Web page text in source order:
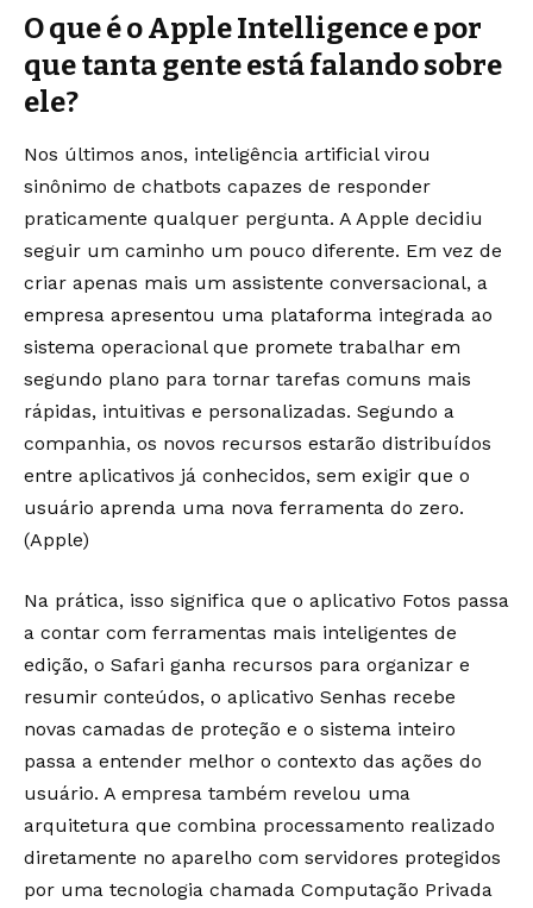
O que é o Apple Intelligence e por
que tanta gente está falando sobre
ele?
Nos últimos anos, inteligência artificial virou
sinônimo de chatbots capazes de responder
praticamente qualquer pergunta. A Apple decidiu
seguir um caminho um pouco diferente. Em vez de
criar apenas mais um assistente conversacional, a
empresa apresentou uma plataforma integrada ao
sistema operacional que promete trabalhar em
segundo plano para tornar tarefas comuns mais
rápidas, intuitivas e personalizadas. Segundo a
companhia, os novos recursos estarão distribuídos
entre aplicativos já conhecidos, sem exigir que o
usuário aprenda uma nova ferramenta do zero.
(Apple)
Na prática, isso significa que o aplicativo Fotos passa
a contar com ferramentas mais inteligentes de
edição, o Safari ganha recursos para organizar e
resumir conteúdos, o aplicativo Senhas recebe
novas camadas de proteção e o sistema inteiro
passa a entender melhor o contexto das ações do
usuário. A empresa também revelou uma
arquitetura que combina processamento realizado
diretamente no aparelho com servidores protegidos
por uma tecnologia chamada Computação Privada